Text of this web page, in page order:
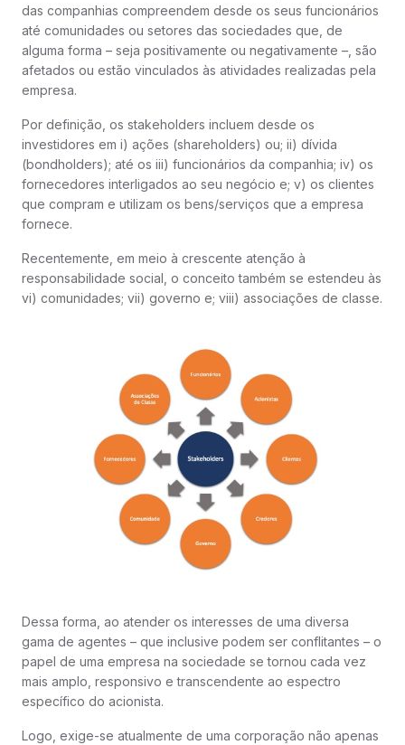
das companhias compreendem desde os seus funcionários
até comunidades ou setores das sociedades que, de
alguma forma – seja positivamente ou negativamente –, são
afetados ou estão vinculados às atividades realizadas pela
empresa.
Por definição, os stakeholders incluem desde os
investidores em i) ações (shareholders) ou; ii) dívida
(bondholders); até os iii) funcionários da companhia; iv) os
fornecedores interligados ao seu negócio e; v) os clientes
que compram e utilizam os bens/serviços que a empresa
fornece.
Recentemente, em meio à crescente atenção à
responsabilidade social, o conceito também se estendeu às
vi) comunidades; vii) governo e; viii) associações de classe.
Dessa forma, ao atender os interesses de uma diversa
gama de agentes – que inclusive podem ser conflitantes – o
papel de uma empresa na sociedade se tornou cada vez
mais amplo, responsivo e transcendente ao espectro
específico do acionista.
Logo, exige-se atualmente de uma corporação não apenas